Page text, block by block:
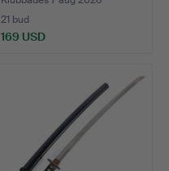
21 bud
169 USD